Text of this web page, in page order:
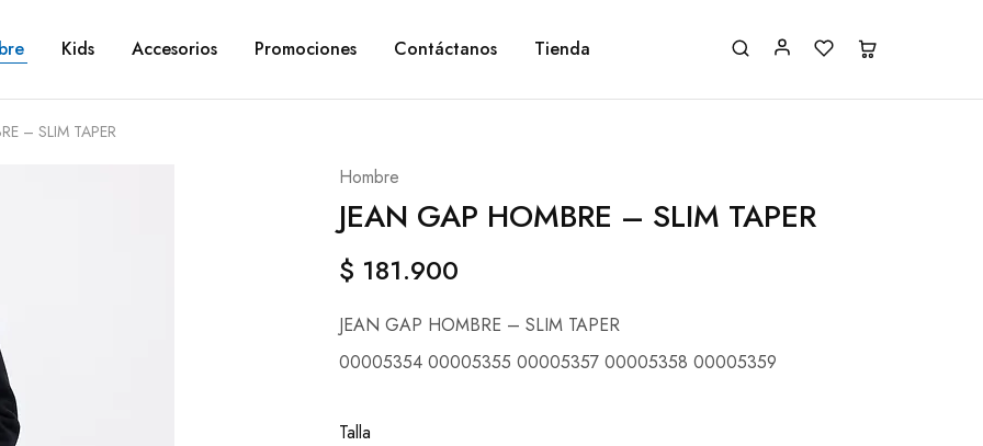
Kids Accesorios Promociones Contáctanos Tienda
– SLIM TAPER
Hombre
JEAN GAP HOMBRE – SLIM TAPER
$ 181.900
JEAN GAP HOMBRE – SLIM TAPER
00005354 00005355 00005357 00005358 00005359
Talla